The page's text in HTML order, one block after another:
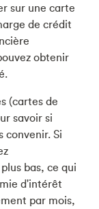
sur une carte
de crédit
obtenir
(cartes de
savoir si
convenir. Si
bas, ce qui
d'intérêt
par mois,